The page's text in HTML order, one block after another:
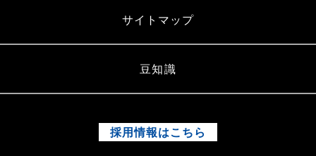
サイトマップ
豆知識
採用情報はこちら